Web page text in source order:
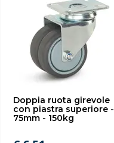
Doppia ruota girevole
con piastra superiore -
75mm - 150kg